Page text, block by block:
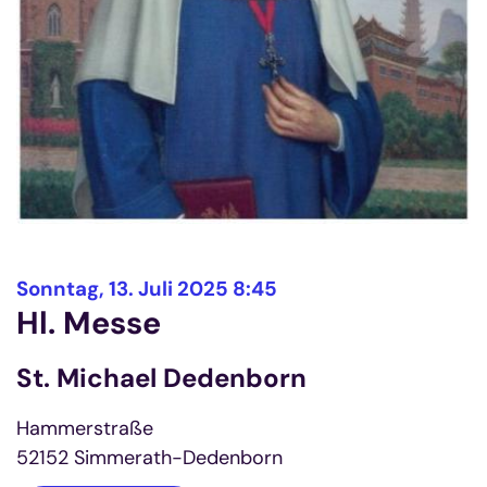
Sonntag, 13. Juli 2025 8:45
Hl. Messe
St. Michael Dedenborn
Hammerstraße
52152 Simmerath-Dedenborn